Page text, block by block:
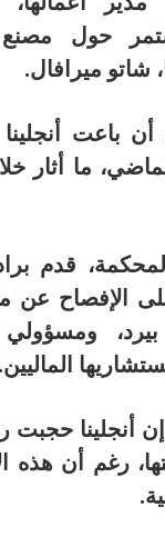
حول مصنع
شاتو ميرافال.
أن باعت
ما أثار
قدم
الإفصاح عن
بيرد، ومسؤولي
الماليين.
أنجلينا حجبت
رغم أن هذه